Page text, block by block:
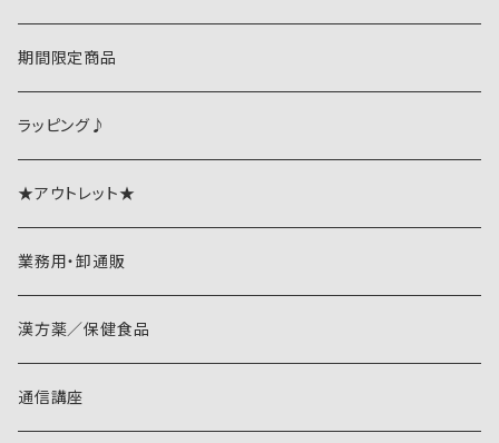
期間限定商品
ラッピング♪
★アウトレット★
業務用・卸通販
漢方薬／保健食品
通信講座